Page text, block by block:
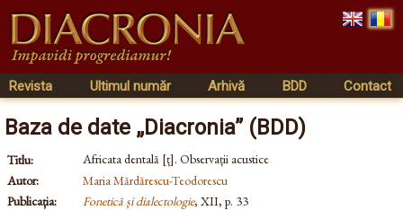
Revista Ultimul număr Arhivă BDD Contact
Baza de date „Diacronia” (BDD)
Titlu:
Africata dentală [ț]. Observații acustice
Autor:
Maria Mărdărescu-Teodorescu
Publicația:
Fonetică și dialectologie, XII, p. 33